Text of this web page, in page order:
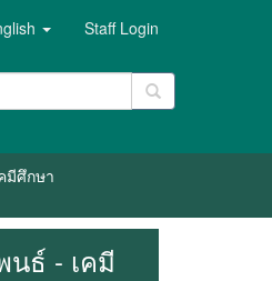
Staff Login
มีศึกษา
นธ์ - เคมี